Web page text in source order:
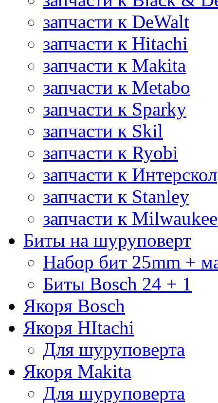
запчасти к DeWalt
запчасти к Hitachi
запчасти к Makita
запчасти к Metabo
запчасти к Sparky
запчасти к Skil
запчасти к Ryobi
запчасти к Интерскол
запчасти к Stanley
запчасти к Milwaukee
Биты на шуруповерт
Набор бит 25mm +
Биты Bosch 24 + 1
Якоря Bosch
Якоря HItachi
Для шуруповерта
Якоря Makita
Для шуруповерта